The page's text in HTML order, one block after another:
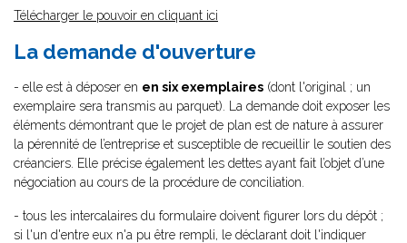
Télécharger le pouvoir en cliquant ici
La demande d'ouverture
- elle est à déposer en en six exemplaires (dont l'original ; un
exemplaire sera transmis au parquet). La demande doit exposer les
éléments démontrant que le projet de plan est de nature à assurer
la pérennité de l’entreprise et susceptible de recueillir le soutien des
créanciers. Elle précise également les dettes ayant fait l’objet d’une
négociation au cours de la procédure de conciliation.
- tous les intercalaires du formulaire doivent figurer lors du dépôt ;
si l'un d'entre eux n'a pu être rempli, le déclarant doit l'indiquer